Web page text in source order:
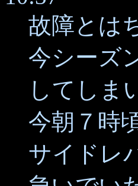
故障とは
今シーズ
してしま
今朝７時
サイドレ